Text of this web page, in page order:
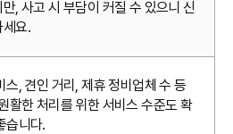
, 사고 시 부담이 커질 수 있으니 신
세요.
스, 견인 거리, 제휴 정비업체 수 등
활한 처리를 위한 서비스 수준도 확
습니다.